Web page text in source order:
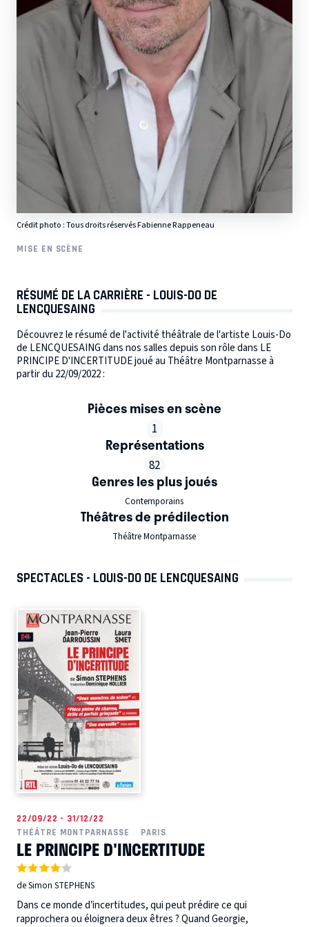
Crédit photo : Tous droits réservés Fabienne Rappeneau
MISE EN SCÈNE
RÉSUMÉ DE LA CARRIÈRE - LOUIS-DO DE
LENCQUESAING
Découvrez le résumé de l'activité théâtrale de l'artiste Louis-Do
de LENCQUESAING dans nos salles depuis son rôle dans LE
PRINCIPE D'INCERTITUDE joué au Théâtre Montparnasse à
partir du 22/09/2022 :
Pièces mises en scène
1
Représentations
82
Genres les plus joués
Contemporains
Théâtres de prédilection
Théâtre Montparnasse
SPECTACLES - LOUIS-DO DE LENCQUESAING
22/09/22 - 31/12/22
THÉÂTRE MONTPARNASSE
PARIS
LE PRINCIPE D'INCERTITUDE
de Simon STEPHENS
Dans ce monde d’incertitudes, qui peut prédire ce qui
rapprochera ou éloignera deux êtres ? Quand Georgie,